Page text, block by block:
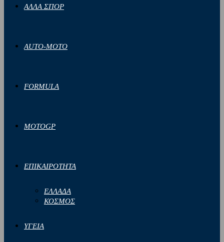
ΑΛΛΑ ΣΠΟΡ
AUTO-MOTO
FORMULA
MOTOGP
ΕΠΙΚΑΙΡΟΤΗΤΑ
ΕΛΛΑΔΑ
ΚΟΣΜΟΣ
ΥΓΕΙΑ